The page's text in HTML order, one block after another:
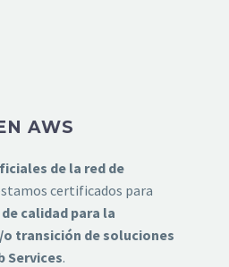
AWS
de la red de
certificados para
calidad para la
transición de soluciones
Services.